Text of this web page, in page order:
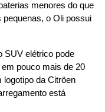
menores do que
o Oli possui
SUV elétrico pode
pouco mais de 20
da Citröen
está